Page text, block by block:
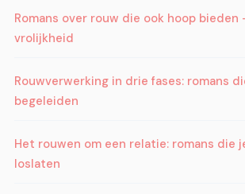
Romans over rouw die ook hoop bieden
vrolijkheid
Rouwverwerking in drie fases: romans
begeleiden
Het rouwen om een relatie: romans die
loslaten